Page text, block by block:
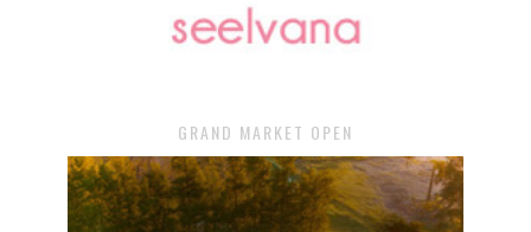
GRAND MARKET OPEN